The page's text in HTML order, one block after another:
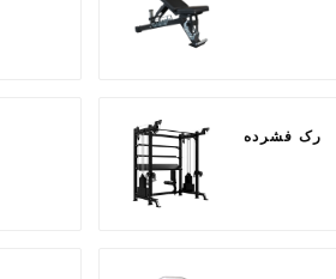
رک فشرده